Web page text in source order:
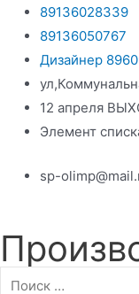
Перейти
содержимому
89136028339
89136050767
Дизайнер
12 апреля
Элемент
sp-